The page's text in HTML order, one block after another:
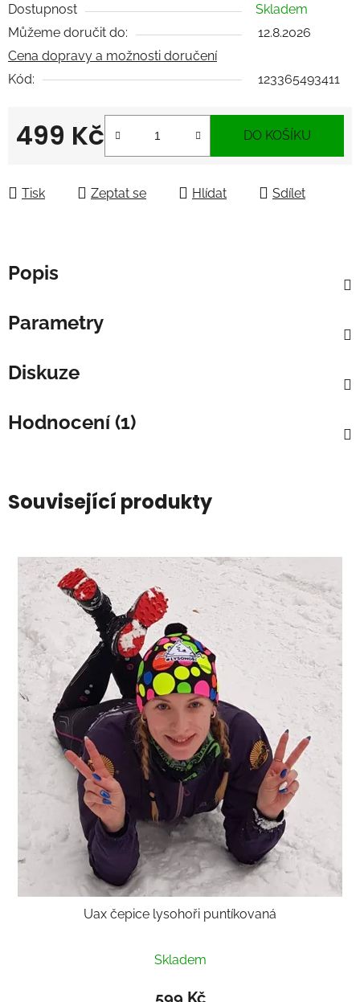
Dostupnost
Skladem
Můžeme doručit do:
12.8.2026
Cena dopravy a možnosti doručení
Kód:
123365493411
499 Kč DO KOŠÍKU
Tisk Zeptat se Hlídat Sdílet
Popis
Parametry
Diskuze
Hodnocení (1)
Související produkty
Uax čepice lysohoři puntíkovaná
hodnocení
produktu
Skladem
599 Kč